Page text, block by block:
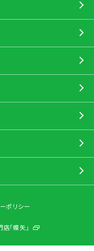
ポリシー
「蝶矢」